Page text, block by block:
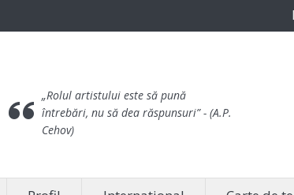
„Rolul artistului este să pună
întrebări, nu să dea răspunsuri”- (A.P.
Cehov)